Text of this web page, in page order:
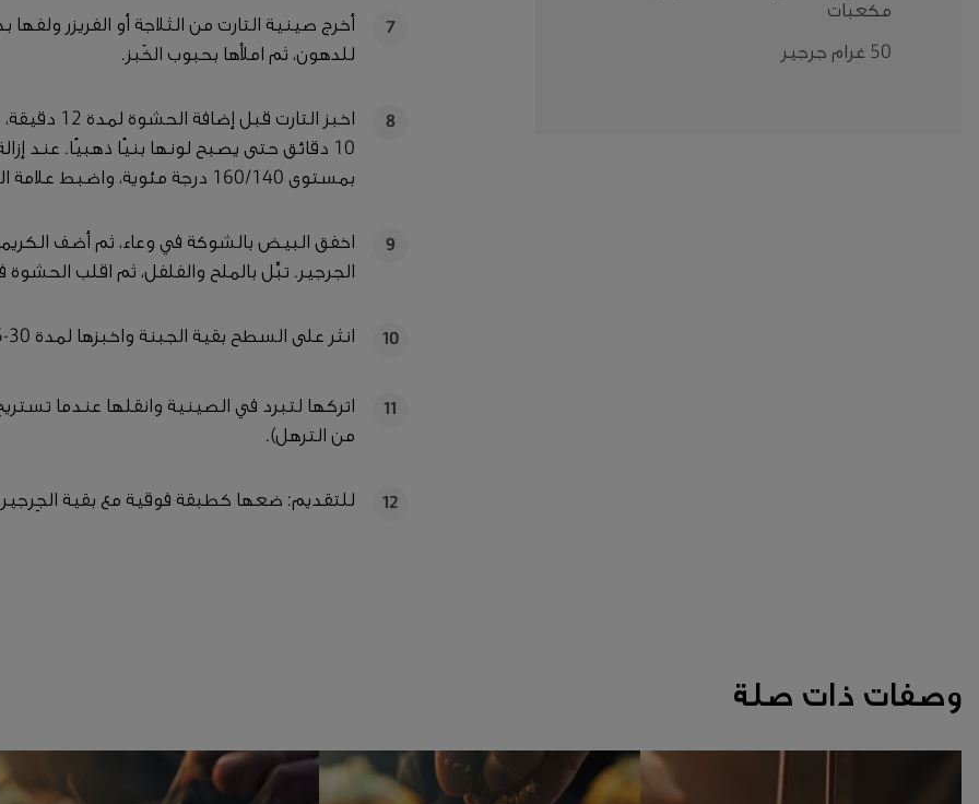
مكعبات
50 غرام جرجير
7
أخرج صينية التارت من الثلاجة أو الفريزر
للدهون، ثم املأها بحبوب الخَبز.
8
10 دقائق حتى يصبح لونها بنيًا ذهبيًا. عند
بمستوى 160/140 درجة مئوية، واضبط علامة الغاز/الفرن على رقم 2.
9
اخفق البيض بالشوكة في وعاء، ثم أضف
الجرجير. تبِّل بالملح والفلفل، ثم اقلب الحشوة
10 انثر على السطح بقية الجبنة واخبزها لمدة 30-35 دقيقة حتى تتماسك ويصبح لونها بنيًا ذهبيًا.
11
اتركها لتبرد في الصينية وانقلها عندما
من الترهل).
12 للتقديم: ضعها كطبقة فوقية مع بقية
وصفات ذات صلة